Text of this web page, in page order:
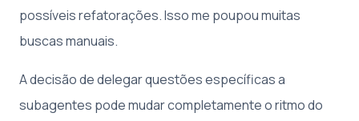
possíveis refatorações. Isso me poupou muitas
buscas manuais.
A decisão de delegar questões específicas a
subagentes pode mudar completamente o ritmo do